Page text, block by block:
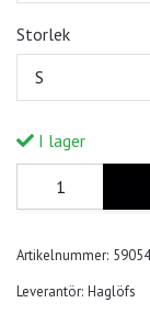
Storlek
S
I lager
Artikelnummer:
Leverantör: Haglöfs